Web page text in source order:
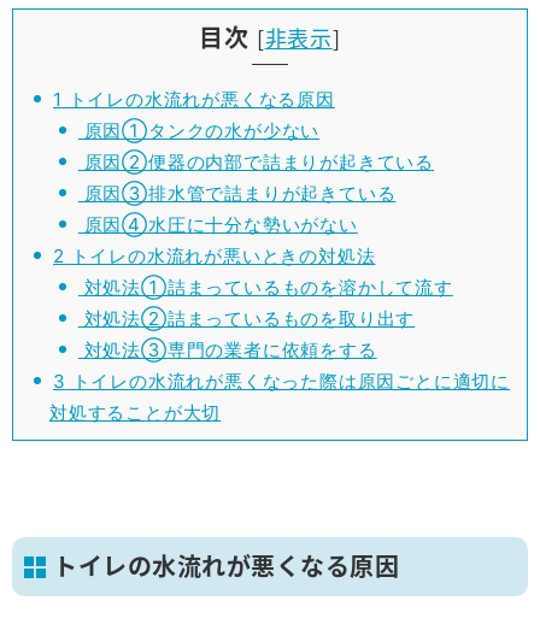
目次 [非表示]
1
トイレの水流れが悪くなる原因
原因①タンクの水が少ない
原因②便器の内部で詰まりが起きている
原因③排水管で詰まりが起きている
原因④水圧に十分な勢いがない
2 トイレの水流れが悪いときの対処法
対処法①詰まっているものを溶かして流す
対処法②詰まっているものを取り出す
対処法③専門の業者に依頼をする
3 トイレの水流れが悪くなった際は原因ごとに適切に
対処することが大切
トイレの水流れが悪くなる原因